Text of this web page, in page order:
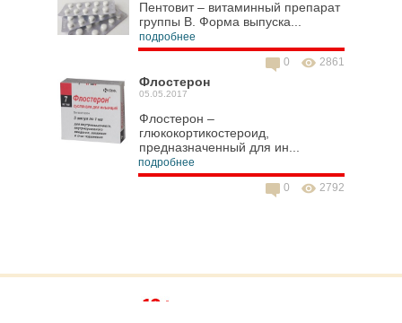
Пентовит – витаминный препарат
группы В. Форма выпуска...
подробнее
2861
0
Флостерон
05.05.2017
Флостерон –
глюкокортикостероид,
предназначенный для ин...
подробнее
2792
0